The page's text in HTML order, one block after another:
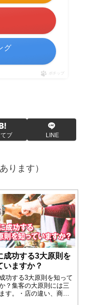
グ
ポチップ
ブ LINE
ります）
成功する3大原則を
いますか？
功する3大原則を知って
？集客の大原則には三
す。・店の違い、商品